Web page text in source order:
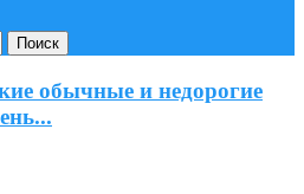
Поиск
обычные и недорогие